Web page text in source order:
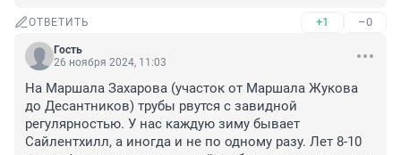
ОТВЕТИТЬ +1 –0
Гость
26 ноября 2024, 11:03
На Маршала Захарова (участок от Маршала Жукова
до Десантников) трубы рвутся с завидной
регулярностью. У нас каждую зиму бывает
Сайлентхилл, а иногда и не по одному разу. Лет 8-10